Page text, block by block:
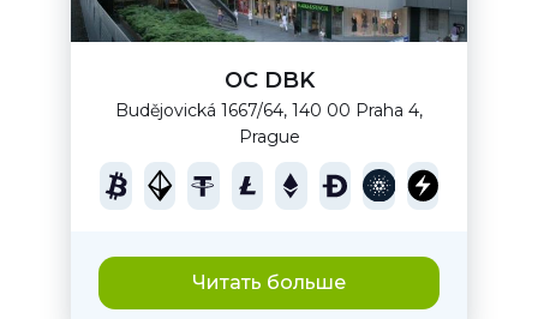
OC DBK
Budějovická 1667/64, 140 00 Praha 4,
Prague
Читать больше